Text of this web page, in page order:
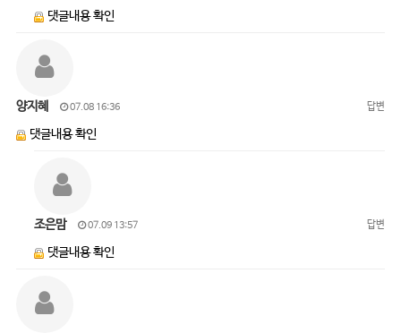
댓글내용 확인
양지혜 07.08 16:36 답변
댓글내용 확인
조은맘 07.09 13:57 답변
댓글내용 확인